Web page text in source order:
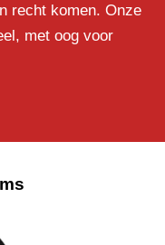
recht komen. Onze
met oog voor